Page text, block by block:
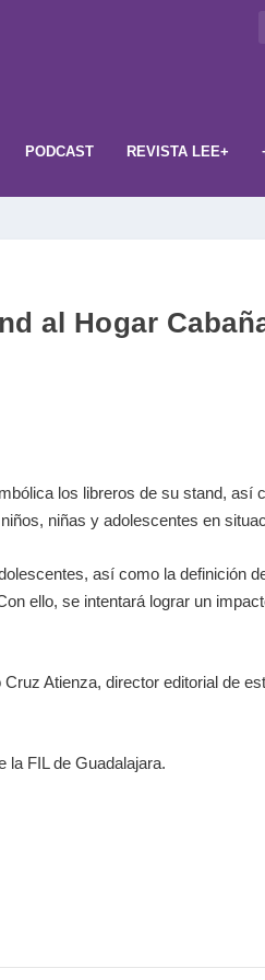
PODCAST REVISTA LEE+
al Hogar
los libreros de su stand, así
niñas y adolescentes en
así como la definición
ello, se intentará lograr un
Atienza, director editorial de
la FIL de Guadalajara.